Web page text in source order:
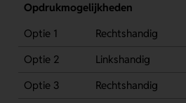
Opdrukmogelijkheden
Optie 1
Rechtshandig
Optie 2
Linkshandig
Optie 3
Rechtshandig